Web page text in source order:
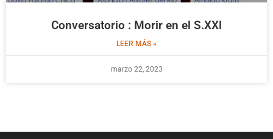
Conversatorio : Morir en el S.XXl
LEER MÁS »
marzo 22, 2023